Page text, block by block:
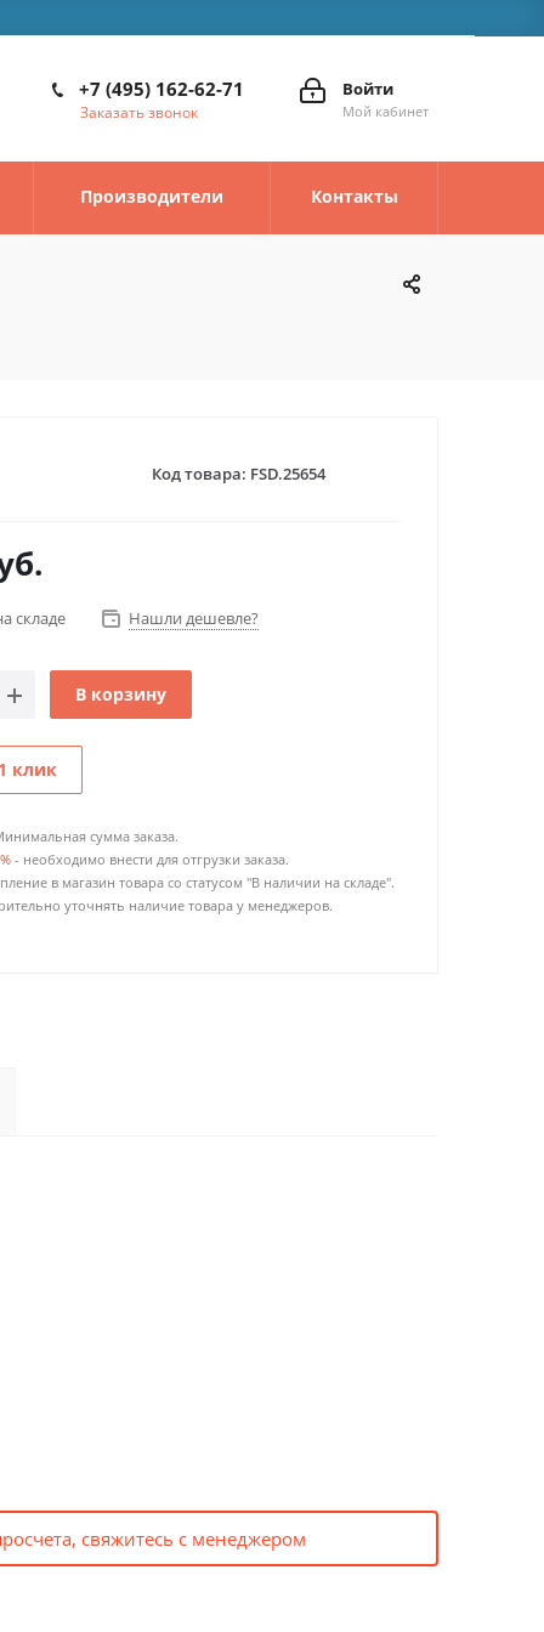
Войти
Мой кабинет
+7 (495) 162-62-71
Заказать звонок
Производители Контакты
Код товара: FSD.25654
складе Нашли дешевле?
В корзину
клик
сумма заказа.
- необходимо внести для отгрузки заказа.
в магазин товара со статусом "В наличии на складе".
уточнять наличие товара у менеджеров.
свяжитесь с менеджером